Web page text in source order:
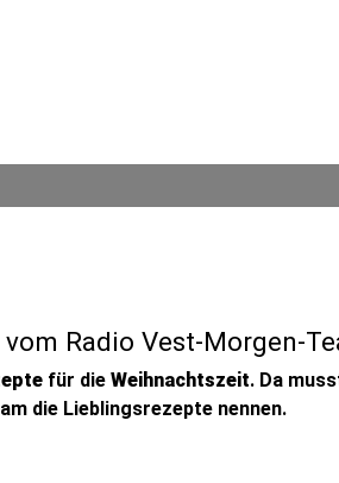
Radio Vest-Morgen-
für die Weihnachtszeit. Da
die Lieblingsrezepte nennen.